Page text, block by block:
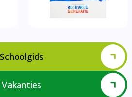
Schoolgids
Vakanties